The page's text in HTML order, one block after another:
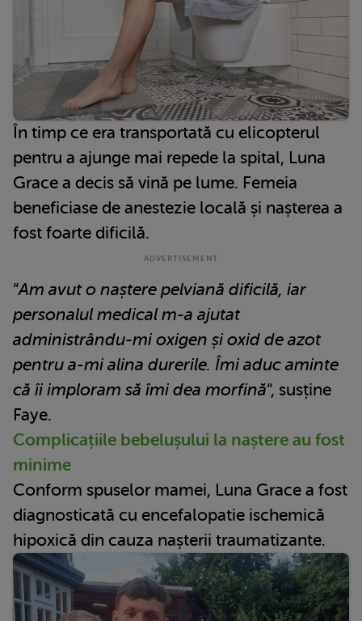
În timp ce era transportată cu elicopterul
pentru a ajunge mai repede la spital, Luna
Grace a decis să vină pe lume. Femeia
beneficiase de anestezie locală și nașterea a
fost foarte dificilă.
“Am avut o naștere pelviană dificilă, iar
personalul medical m-a ajutat
administrându-mi oxigen și oxid de azot
pentru a-mi alina durerile. Îmi aduc aminte
că îi imploram să îmi dea morfină“, susține
Faye.
Complicațiile bebelușului la naștere au fost
minime
Conform spuselor mamei, Luna Grace a fost
diagnosticată cu encefalopatie ischemică
hipoxică din cauza nașterii traumatizante.